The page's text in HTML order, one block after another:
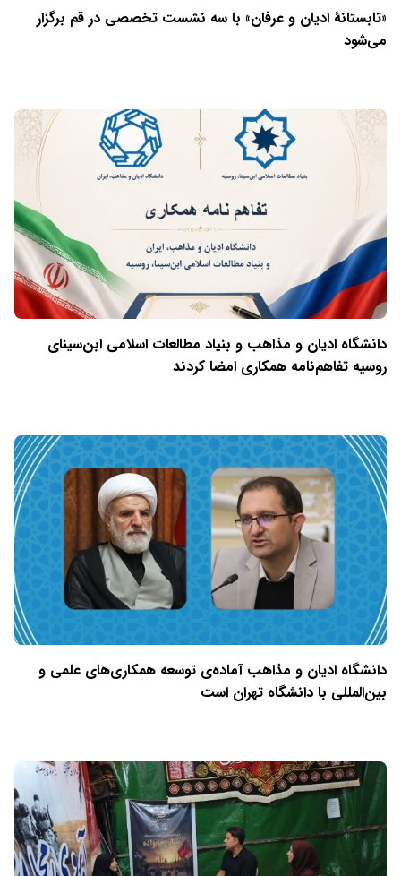
«تابستانهٔ ادیان و عرفان» با سه نشست تخصصی در قم برگزار
می‌شود
دانشگاه ادیان و مذاهب و بنیاد مطالعات اسلامی ابن‌سینای
روسیه تفاهم‌نامه همکاری امضا کردند
دانشگاه ادیان و مذاهب آماده‌ی توسعه همکاری‌های علمی و
بین‌المللی با دانشگاه تهران است